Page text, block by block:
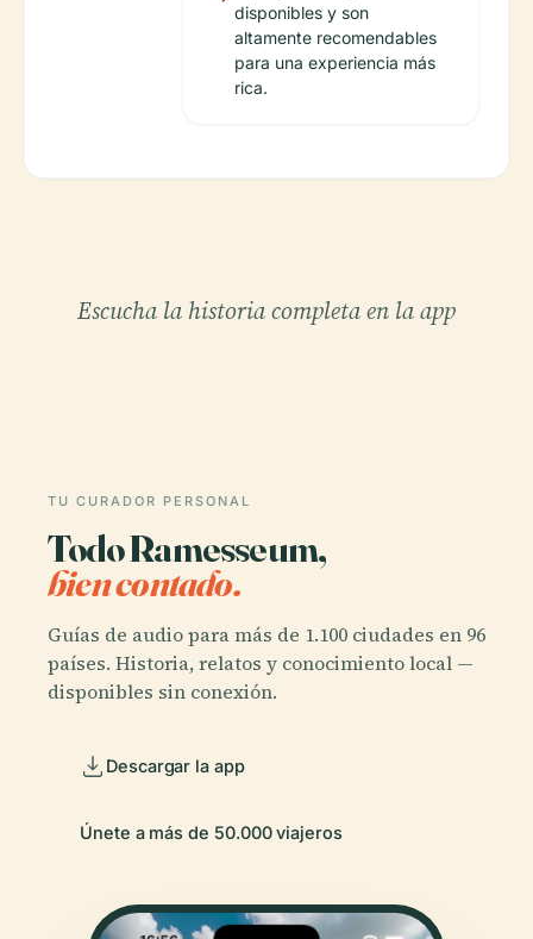
disponibles y son
altamente recomendables
para una experiencia más
rica.
Escucha la historia completa en la app
TU CURADOR PERSONAL
Todo Ramesseum,
bien contado.
Guías de audio para más de 1.100 ciudades en 96
países. Historia, relatos y conocimiento local —
disponibles sin conexión.
Descargar la app
Únete a más de 50.000 viajeros